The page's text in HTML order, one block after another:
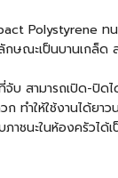
Polystyrene ท
ณะเป็นบานเกล็ด ส
บ สามารถเปิด-ปิด
ทำให้ใช้งานได้ยาว
าชนะในห้องครัวได้เ